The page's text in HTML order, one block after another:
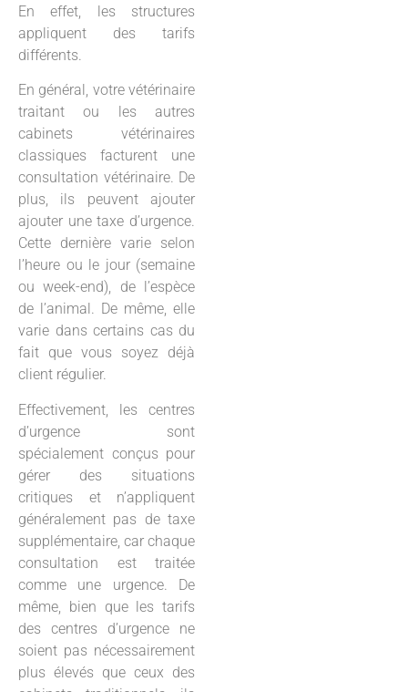
En effet, les structures
appliquent des tarifs
différents.
En général, votre vétérinaire
traitant ou les autres
cabinets vétérinaires
classiques facturent une
consultation vétérinaire. De
plus, ils peuvent ajouter
ajouter une taxe d’urgence.
Cette dernière varie selon
l’heure ou le jour (semaine
ou week-end), de l’espèce
de l’animal. De même, elle
varie dans certains cas du
fait que vous soyez déjà
client régulier.
Effectivement, les centres
d’urgence sont
spécialement conçus pour
gérer des situations
critiques et n’appliquent
généralement pas de taxe
supplémentaire, car chaque
consultation est traitée
comme une urgence. De
même, bien que les tarifs
des centres d’urgence ne
soient pas nécessairement
plus élevés que ceux des